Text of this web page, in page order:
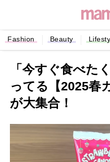
Fashion Beauty
「今すぐ食べた
ってる【2025春
が大集合！